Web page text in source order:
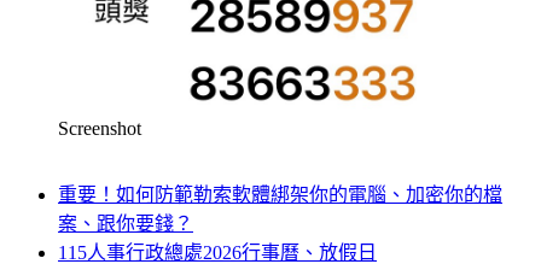
Screenshot
重要！如何防範勒索軟體綁架你的電腦、加密你的檔
案、跟你要錢？
115人事行政總處2026行事曆、放假日